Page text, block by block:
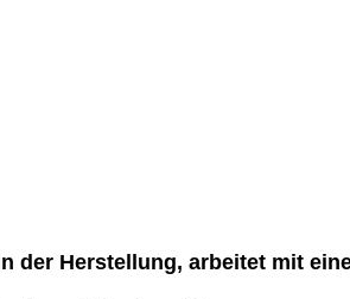
der Herstellung, arbeitet mit